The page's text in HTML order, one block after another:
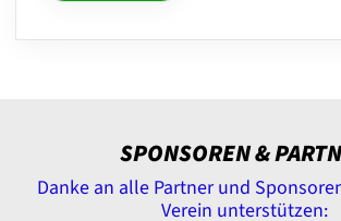
SPONSOREN &
Danke an alle Partner und
Verein unterstützen: